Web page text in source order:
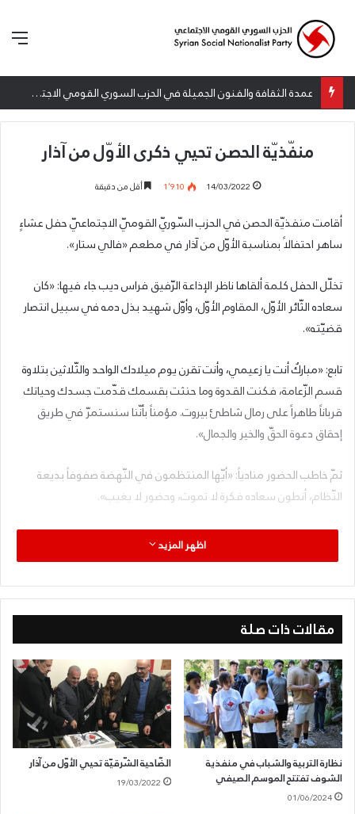
عمدة الثقافة والفنون الجميلة في الحزب السوري القومي الاجتماعي تعلن نتائج الدورة الخامسة من جائزة أنطون سعاده الأدبية
منفّذيّة الحصن تحيي ذكرى الأوّل من آذار
14/03/2022 1٬910 أقل من دقيقة
أقامت منفذيّة الحصن في الحزب السّوريّ القوميّ الاجتماعيّ حفل عشاءٍ
ساهر احتفالاً بمناسبة الأوّل من آذار في مطعم «فالي ستار».
تخلّل الحفل كلمة ألقاها ناظر الإذاعة الرّفيق فراس ديب جاء فيها: «كان
سعاده الثّائر الأوّل، المقاوم الأوّل، وأوّل شهيد بذل دمه في سبيل انتصار
قضيّته».
تابع: «مباركٌ أنت يا زعيمي، وأنت تقرن يوم ميلادك الواحد والثّلاثين بتلاوة
قسم الزّعامة، فكنت القدوة وما حنثت بقسمك قدّمت جسدك وحياتك
قرباناً طاهراً على رمال شاطئ بيروت. مؤمناً بأنّنا سنستمرّ في طريق
إحقاق دعوة الحقّ والخير والجمال».
ثمّ خاطب الحضور منادياً: «أيّها المنتظمون في النّهضة صفوفاً بديعة
النّظام، أنطون سعاده فكرة لا تموت، وحضور لا يغيب».
حضر الحفل المنفّذ العام الرّفيق عدنان أبو عيطة الأمينة بشرى مسوح،
هيئة المنفذيّة، عدد من الوحدات الحزبيّة والرّفقاء وأصدقاء الحزب.
اظهر المزيد
مقالات ذات صلة
نظارة التربية والشباب في منفذية
الشوف تفتتح الموسم الصيفي
01/06/2024
الضّاحية الشّرقيّة تحيي الأوّل من آذار
19/03/2022